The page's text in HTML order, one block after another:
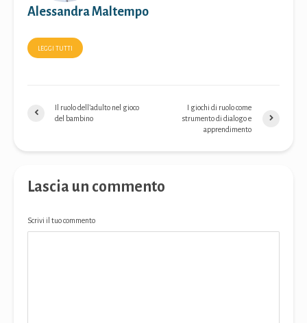
Alessandra Maltempo
LEGGI TUTTI
Il ruolo dell’adulto nel gioco
del bambino
I giochi di ruolo come
strumento di dialogo e
apprendimento
Lascia un commento
Scrivi il tuo commento